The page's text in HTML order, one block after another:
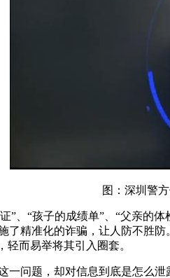
图：深圳警
“孩子的成绩单”、“父亲的
了精准化的诈骗，让人防不胜
轻而易举将其引入圈套。
问题，却对信息到底是怎么泄